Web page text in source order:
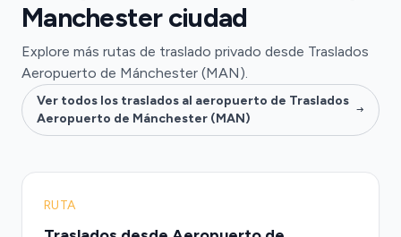
Manchester ciudad
Explore más rutas de traslado privado desde Traslados
Aeropuerto de Mánchester (MAN).
Ver todos los traslados al aeropuerto de Traslados
Aeropuerto de Mánchester (MAN)
RUTA